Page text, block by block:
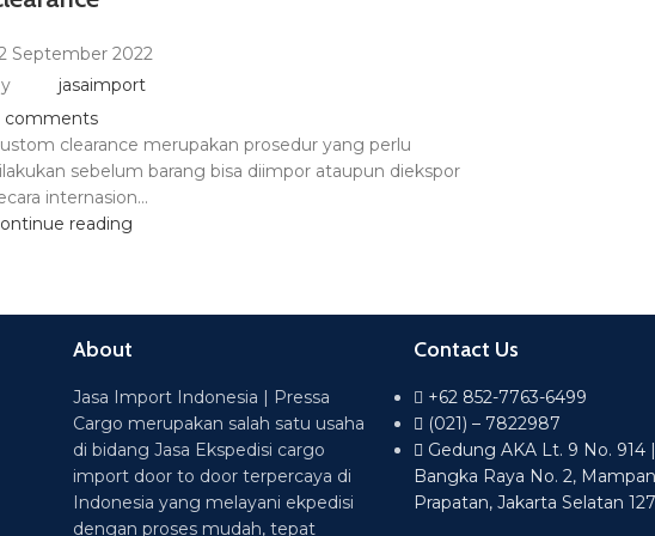
September 2022
jasaimport
comments
clearance merupakan prosedur yang perlu
sebelum barang bisa diimpor ataupun diekspor
internasion...
reading
About
Jasa Import Indonesia | Pressa
Cargo merupakan salah satu usaha
di bidang Jasa Ekspedisi cargo
import door to door terpercaya di
Indonesia yang melayani ekpedisi
dengan proses mudah, tepat
Contact Us
+62 852-7763-6499
(021) – 7822987
Gedung AKA Lt. 9 No. 914
Bangka Raya No. 2,
Prapatan, Jakarta Selatan